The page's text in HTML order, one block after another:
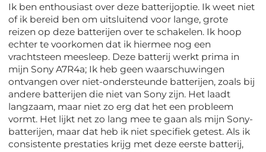
Ik ben enthousiast over deze batterijoptie. Ik weet niet
of ik bereid ben om uitsluitend voor lange, grote
reizen op deze batterijen over te schakelen. Ik hoop
echter te voorkomen dat ik hiermee nog een
vrachtsteen meesleep. Deze batterij werkt prima in
mijn Sony A7R4a; Ik heb geen waarschuwingen
ontvangen over niet-ondersteunde batterijen, zoals bij
andere batterijen die niet van Sony zijn. Het laadt
langzaam, maar niet zo erg dat het een probleem
vormt. Het lijkt net zo lang mee te gaan als mijn Sony-
batterijen, maar dat heb ik niet specifiek getest. Als ik
consistente prestaties krijg met deze eerste batterij,